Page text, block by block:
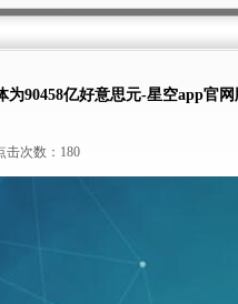
为90458亿好意思元-星空app官
击次数：180